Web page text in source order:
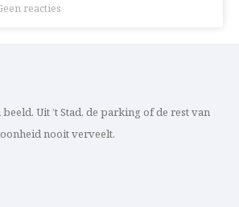
reacties
Uit ’t Stad, de parking of de rest van
nooit verveelt.